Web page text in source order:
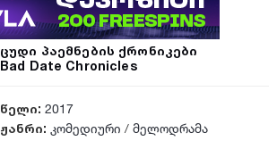
ცუდი პაემნების ქრონიკები
Bad Date Chronicles
წელი: 2017
ჟანრი: კომედიური / მელოდრამა